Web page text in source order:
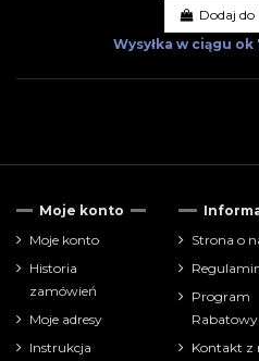
Dodaj do
Wysyłka w ciągu ok
zł
Pokaż tylko
książki
Producenci
Moje konto
Moje konto
Historia
zamówień
Moje adresy
Instrukcja
Strona o
Program
Rabatowy
Kontakt z